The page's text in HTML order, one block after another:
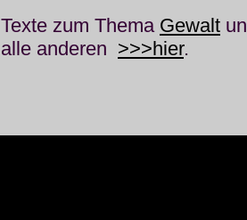
Texte zum Thema Gewalt
alle anderen >>>hier.